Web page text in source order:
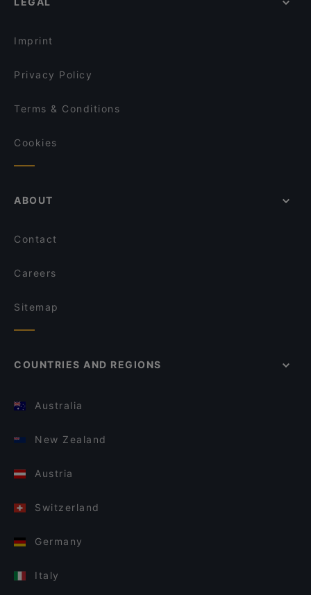
Maharaja
Kid-friendly Restaurants in Hamburg
Imprint
Privacy Policy
Terms & Conditions
Cookies
ABOUT
Contact
Careers
Sitemap
COUNTRIES AND REGIONS
Australia
New Zealand
Austria
Switzerland
Germany
Italy